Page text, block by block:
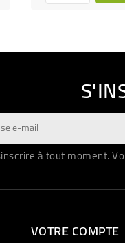
à tout moment.
VOTRE COMPTE